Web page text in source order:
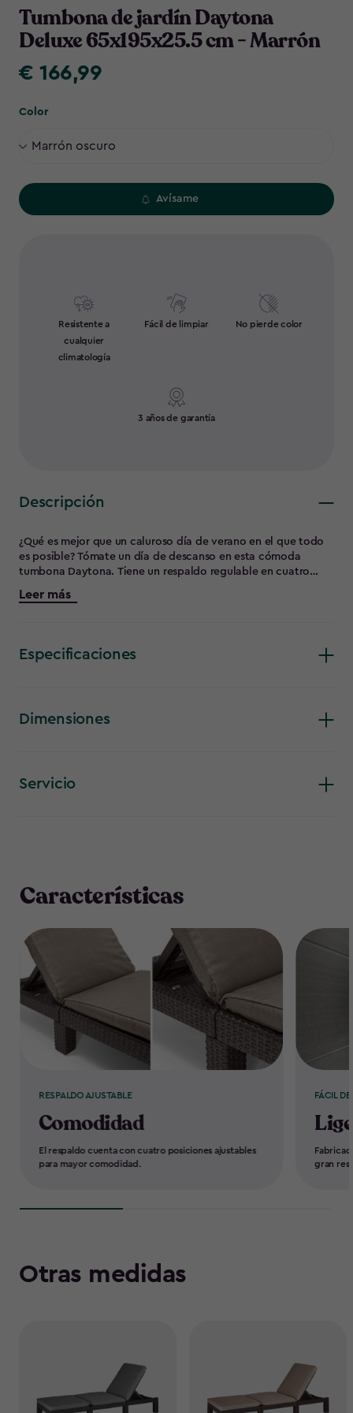
Tumbona de jardín Daytona
Deluxe 65x195x25.5 cm - Marrón
€
€ 166,99
Color
Avísame
Resistente a
cualquier
climatología
Fácil de limpiar No pierde color
3 años de garantía
Descripción
¿Qué es mejor que un caluroso día de verano en el que todo
es posible? Tómate un día de descanso en esta cómoda
tumbona Daytona. Tiene un respaldo regulable en cuatro
posiciones, ideal cuando quieres alternar tomar el sol
mientras lees un buen libro o tomas una bebida fría. El
obligaciones y ponte lo más cómodo posible
Leer más
Especificaciones
Dimensiones
Servicio
Características
RESPALDO AJUSTABLE
Comodidad
El respaldo cuenta con cuatro posiciones ajustables
para mayor comodidad.
FÁCIL
gran
Otras medidas